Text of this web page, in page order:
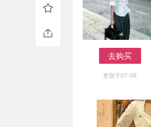
去购买
更新于07-09
8折区